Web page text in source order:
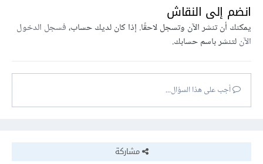
انضم إلى النقاش
يمكنك أن تنشر الآن وتسجل لاحقًا. إذا كان لديك حساب،فسجل الدخول
الآنلتنشر باسم حسابك.
أجب على هذا السؤال...
مشاركة